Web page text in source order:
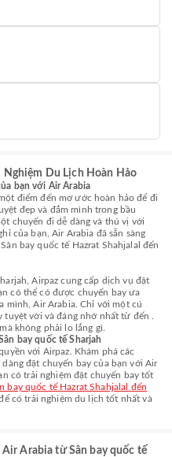
Nghiệm Du Lịch Hoàn Hảo
bạn với Air Arabia
điểm đến mơ ước hoàn hảo để đi
đẹp và đắm mình trong bầu
chuyến đi dễ dàng và thú vị với
của bạn, Air Arabia đã sẵn sàng
bay quốc tế Hazrat Shahjalal đến
Airpaz cung cấp dịch vụ đặt
có thể có được chuyến bay ưa
mình, Air Arabia. Chỉ với một cú
vời và đáng nhớ nhất từ đến .
không phải lo lắng gì.
bay quốc tế Sharjah
với Airpaz. Khám phá các
đặt chuyến bay của bạn với Air
có trải nghiệm đặt chuyến bay tốt
bay quốc tế Hazrat Shahjalal đến
có trải nghiệm du lịch tốt nhất và
Arabia từ Sân bay quốc tế